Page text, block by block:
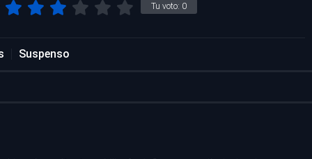
Tu voto: 0
Suspenso